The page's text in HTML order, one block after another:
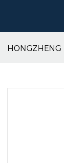
HONGZHENG